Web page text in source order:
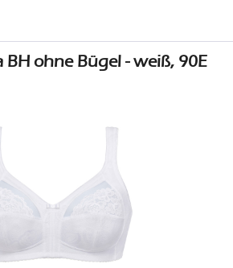
BH ohne Bügel - weiß, 90E